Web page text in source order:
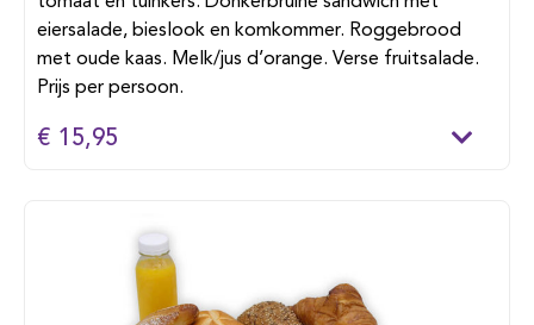
eiersalade, bieslook en komkommer. Roggebrood
met oude kaas. Melk/jus d’orange. Verse fruitsalade.
Prijs per persoon.
€ 15,95